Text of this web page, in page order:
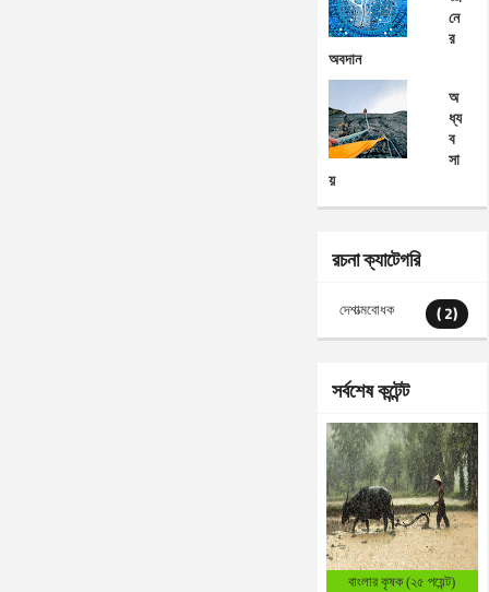
নে
র
অবদান
অ
ধ্য
ব
সা
য়
রচনা ক্যাটেগরি
দেশাত্মবোধক ( 2)
সর্বশেষ কন্টেন্ট
বাংলার কৃষক (২৫ পয়েন্ট)